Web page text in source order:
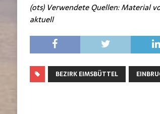
(ots) Verwendete Quellen: Material
aktuell
BEZIRK EIMSBÜTTEL